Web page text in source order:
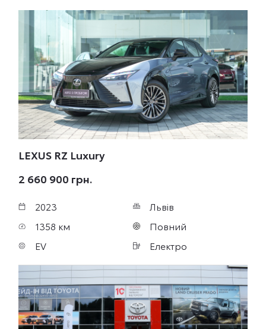
LEXUS RZ Luxury
2 660 900 грн.
2023
Львів
1358 км
Повний
EV
Електро